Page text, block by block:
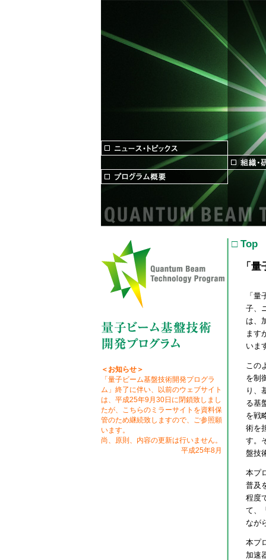
＜お知らせ＞
「量子ビーム基盤技術開発プログラ
ム」終了に伴い、以前のウェブサイト
は、平成25年9月30日に閉鎖致しまし
たが、こちらのミラーサイトを資料保
管のため継続致しますので、ご参照願
います。
尚、原則、内容の更新は行いません。
平成25年8月
□ Top
「
「
子、
は、
ます
いま
この
を制
り、
る基
を戦
術を
す。
盤技
本プ
普及
程度
て、
なが
本プ
加速